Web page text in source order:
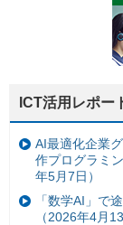
ICT活用レポー
AI最適化企業
作プログラミ
年5月7日）
「数学AI」で
（2026年4月13